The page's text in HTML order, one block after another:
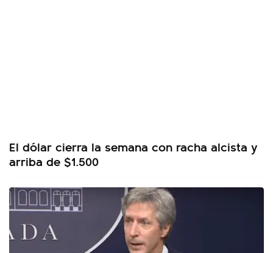
El dólar cierra la semana con racha alcista y
arriba de $1.500